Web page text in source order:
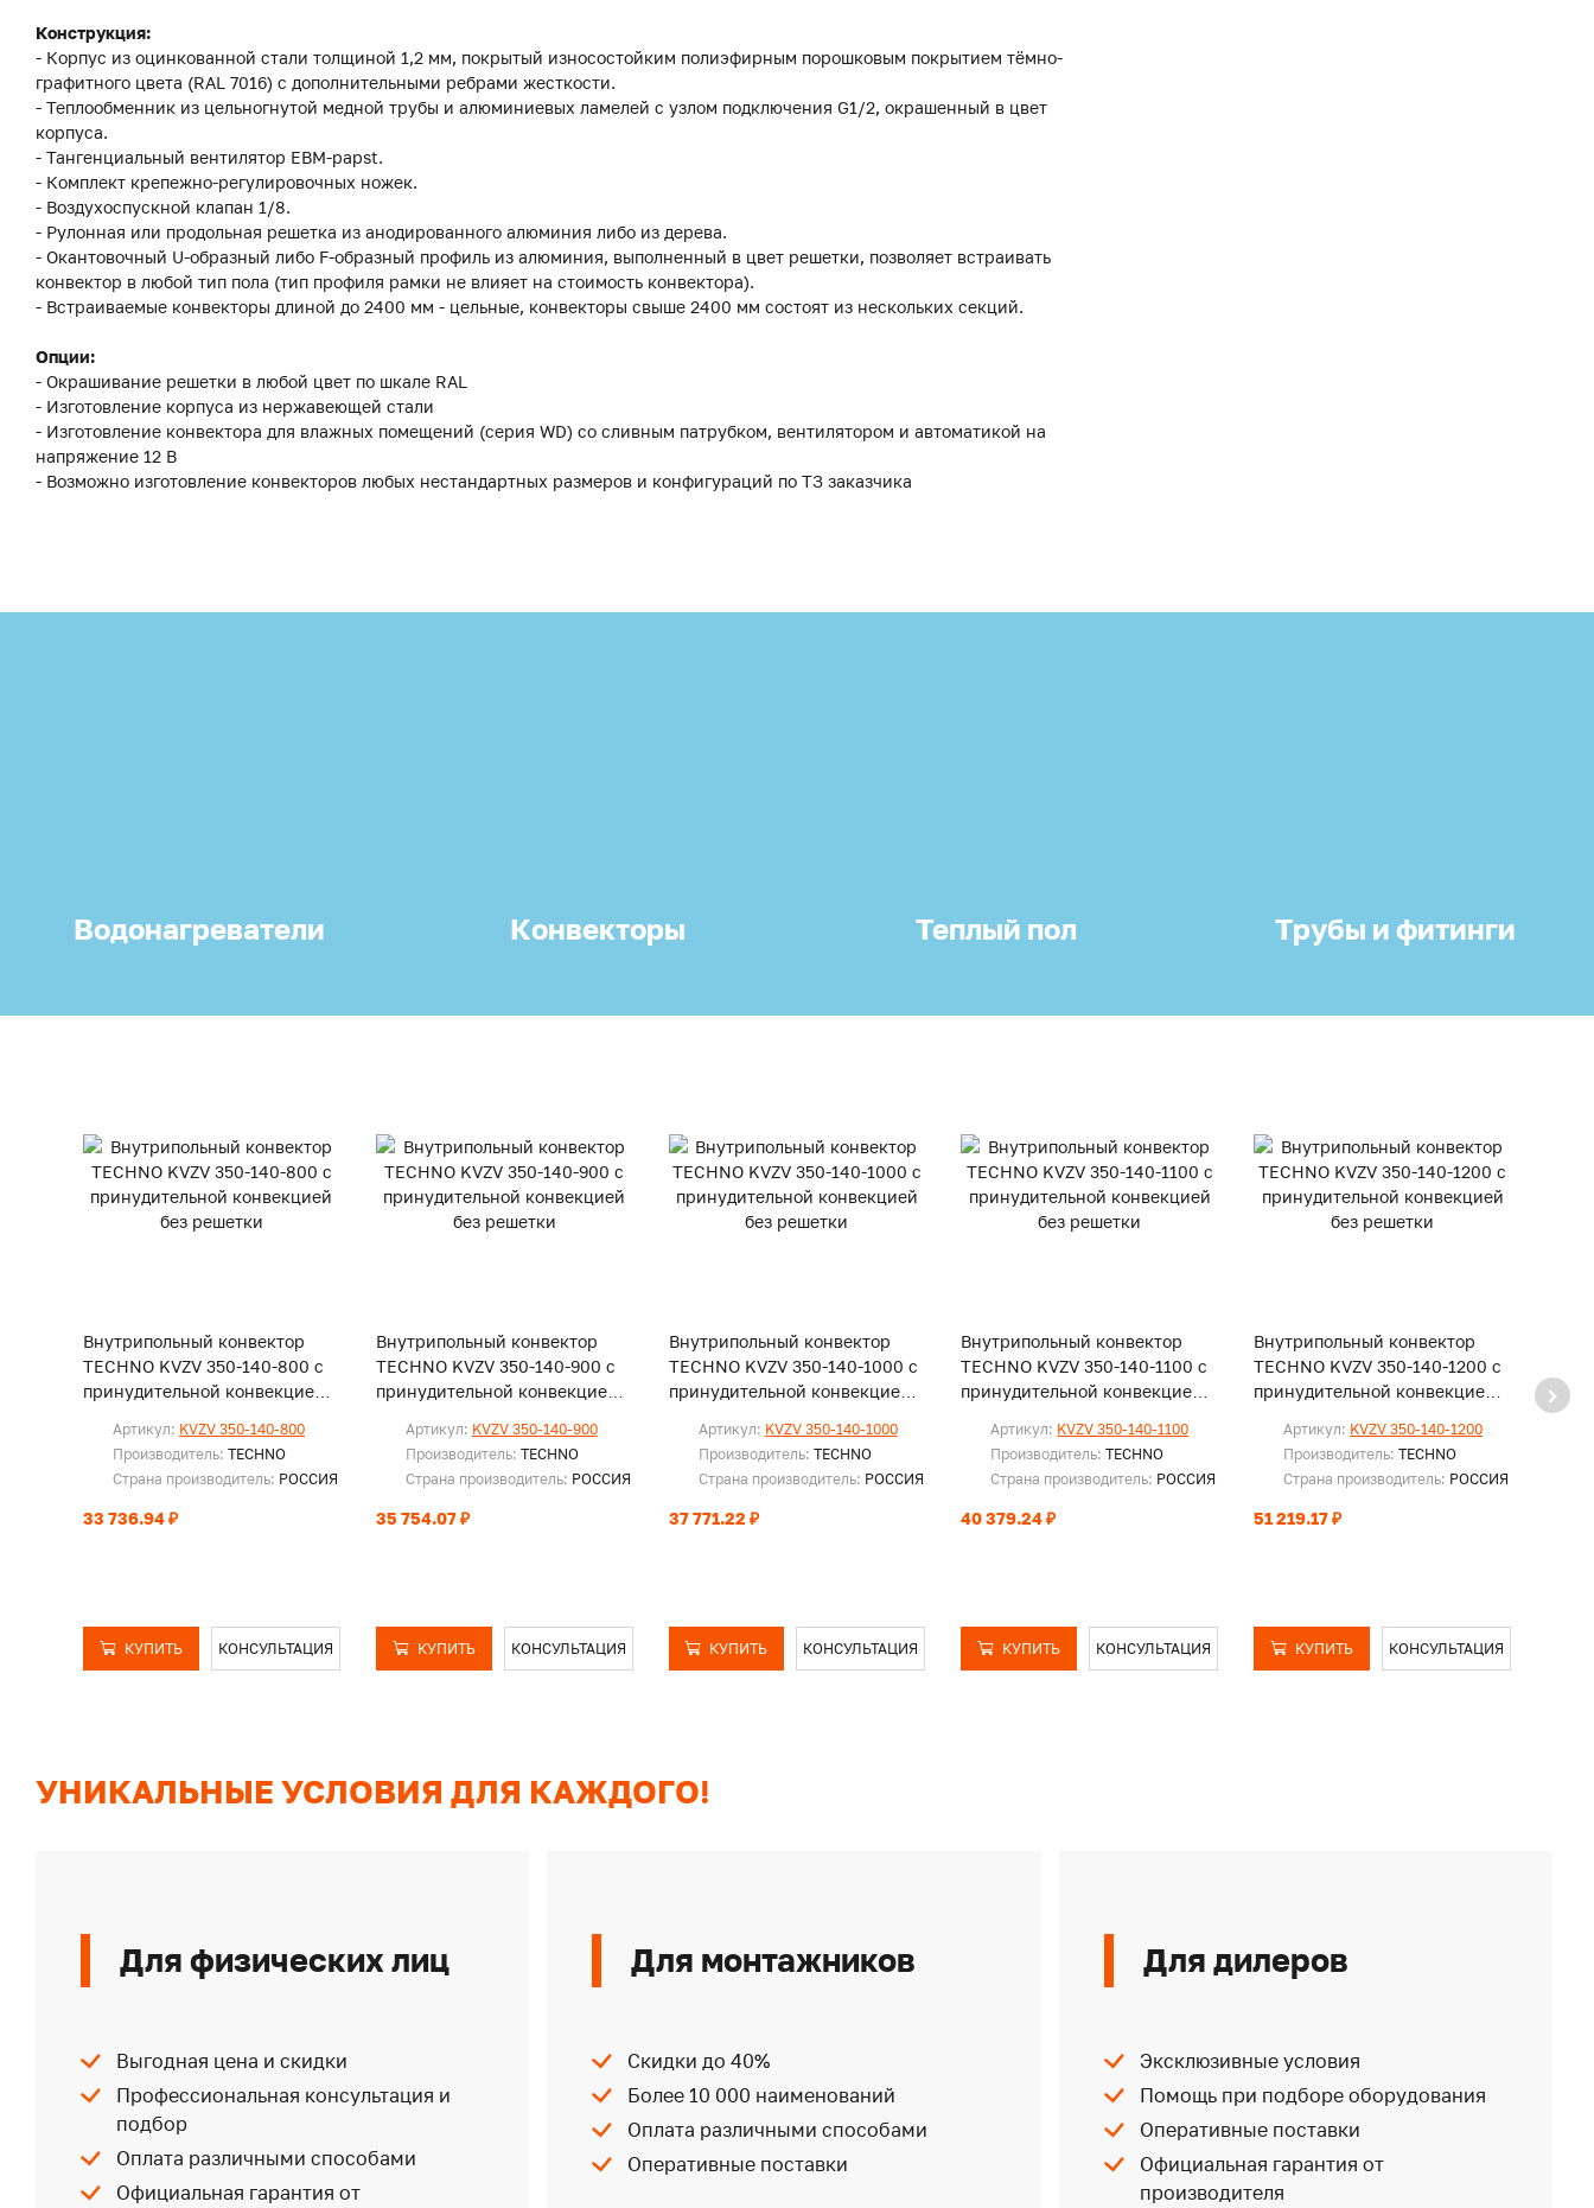
Конструкция:
- Корпус из оцинкованной стали толщиной 1,2 мм, покрытый износостойким полиэфирным порошковым покрытием тёмно-
графитного цвета (RAL 7016) с дополнительными ребрами жесткости.
- Теплообменник из цельногнутой медной трубы и алюминиевых ламелей с узлом подключения G1/2, окрашенный в цвет
корпуса.
- Тангенциальный вентилятор EBM-papst.
- Комплект крепежно-регулировочных ножек.
- Воздухоспускной клапан 1/8.
- Рулонная или продольная решетка из анодированного алюминия либо из дерева.
- Окантовочный U-образный либо F-образный профиль из алюминия, выполненный в цвет решетки, позволяет встраивать
конвектор в любой тип пола (тип профиля рамки не влияет на стоимость конвектора).
- Встраиваемые конвекторы длиной до 2400 мм - цельные, конвекторы свыше 2400 мм состоят из нескольких секций.
Опции:
- Окрашивание решетки в любой цвет по шкале RAL
- Изготовление корпуса из нержавеющей стали
- Изготовление конвектора для влажных помещений (серия WD) со сливным патрубком, вентилятором и автоматикой на
напряжение 12 В
- Возможно изготовление конвекторов любых нестандартных размеров и конфигураций по ТЗ заказчика
Водонагреватели Конвекторы Теплый пол Трубы и фитинги
Внутрипольный конвектор
TECHNO KVZV 350-140-800 с
принудительной конвекцией
Артикул: KVZV 350-140-800
Производитель: TECHNO
Страна производитель: РОССИЯ
33 736.94 ₽
КУПИТЬ КОНСУЛЬТАЦИЯ
Внутрипольный конвектор
TECHNO KVZV 350-140-900 с
принудительной конвекцией
Артикул: KVZV 350-140-900
Производитель: TECHNO
Страна производитель: РОССИЯ
35 754.07 ₽
КУПИТЬ КОНСУЛЬТАЦИЯ
Внутрипольный конвектор
TECHNO KVZV 350-140-1000 с
принудительной конвекцией
Артикул: KVZV 350-140-1000
Производитель: TECHNO
Страна производитель: РОССИЯ
37 771.22 ₽
КУПИТЬ КОНСУЛЬТАЦИЯ
Внутрипольный конвектор
TECHNO KVZV 350-140-1100 с
принудительной конвекцией
Артикул: KVZV 350-140-1100
Производитель:TECHNO
Страна производитель: РОССИЯ
40 379.24 ₽
КУПИТЬ КОНСУЛЬТАЦИЯ
Внутрипольный конвектор
TECHNO KVZV 350-140-1200 с
принудительной конвекцией
Артикул: KVZV 350-140-1200
Производитель:TECHNO
Страна производитель: РОССИЯ
51 219.17 ₽
КУПИТЬ КОНСУЛЬТАЦИЯ
без
УНИКАЛЬНЫЕ УСЛОВИЯ ДЛЯ КАЖДОГО!
Для физических лиц
Выгодная цена и скидки
Профессиональная консультация и
подбор
Оплата различными способами
Официальная гарантия от
Для монтажников
Скидки до 40%
Более 10 000 наименований
Оплата различными способами
Оперативные поставки
Для дилеров
Эксклюзивные условия
Помощь при подборе оборудования
Оперативные поставки
Официальная гарантия от
производителя